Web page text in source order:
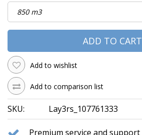
ADD TO CART
Add to wishlist
Add to comparison list
SKU: Lay3rs_107761333
Premium service and support